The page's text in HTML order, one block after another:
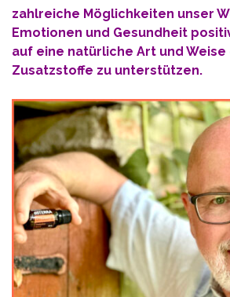
zahlreiche Möglichkeiten unser
Emotionen und Gesundheit
auf eine natürliche Art und
Zusatzstoffe zu unterstützen.